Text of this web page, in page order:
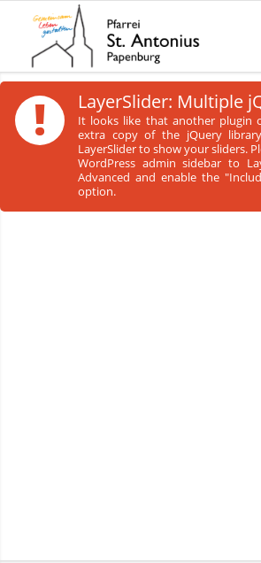
! LayerSlider: Multiple
It looks like that another plugin
extra copy of the jQuery
LayerSlider to show your sliders.
WordPress admin sidebar to
Advanced and enable the
option.